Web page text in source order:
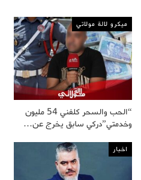
ميكرو لالة مولاتي
“الحب والسحر كلفني 54 مليون
وخدمتي”دركي سابق يخرج عن…
اخبار